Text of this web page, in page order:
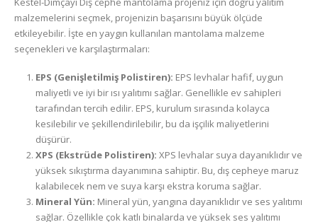
malzemelerini seçmek, projenizin başarısını büyük ölçüde
etkileyebilir. İşte en yaygın kullanılan mantolama malzeme
seçenekleri ve karşılaştırmaları:
EPS (Genişletilmiş Polistiren): EPS levhalar hafif, uygun
maliyetli ve iyi bir ısı yalıtımı sağlar. Genellikle ev sahipleri
tarafından tercih edilir. EPS, kurulum sırasında kolayca
kesilebilir ve şekillendirilebilir, bu da işçilik maliyetlerini
düşürür.
XPS (Ekstrüde Polistiren): XPS levhalar suya dayanıklıdır ve
yüksek sıkıştırma dayanımına sahiptir. Bu, dış cepheye maruz
kalabilecek nem ve suya karşı ekstra koruma sağlar.
Mineral Yün: Mineral yün, yangına dayanıklıdır ve ses yalıtımı
sağlar. Özellikle çok katlı binalarda ve yüksek ses yalıtımı